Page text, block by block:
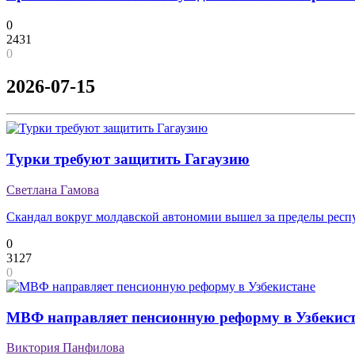
0
2431
0
2026-07-15
Турки требуют защитить Гагаузию
Светлана Гамова
Скандал вокруг молдавской автономии вышел за пределы
0
3127
0
МВФ направляет пенсионную реформу в
Виктория Панфилова